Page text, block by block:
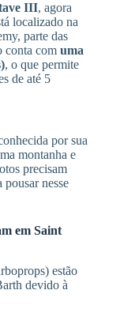
III, agora
localizado na
parte das
conta com uma
, o que permite
de até 5
por sua
montanha e
precisam
pousar nesse
em Saint
estão
devido à